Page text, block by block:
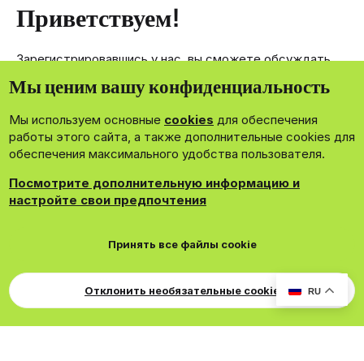
RU
Приветствуем!
Зарегистрировавшись у нас, вы сможете обсуждать,
членам нашего сообщества.
Зарегистрироваться сейчас!
DohTheme
Cookies Russian Обратная связь
Поддержка
Для правообладателей
EN Soundmain
Условия и правила
Политика конфиденциальности
S
Мы ценим вашу конфиденциальность
Мы используем основные cookies для обеспечения
работы этого сайта, а также дополнительные cookies для
обеспечения максимального удобства пользователя.
Посмотрите дополнительную информацию и
настройте свои предпочтения
Принять все файлы cookie
Отклонить необязательные cookie